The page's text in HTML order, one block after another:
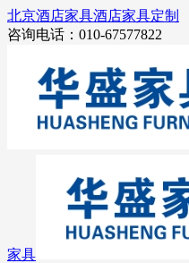
北京酒店家具酒店家具定制
咨询电话：010-67577822
家具